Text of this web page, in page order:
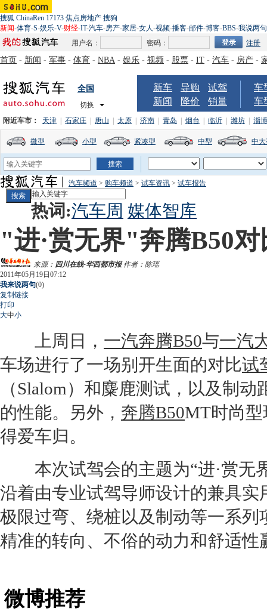
搜狐 ChinaRen 17173 焦点房地产 搜狗
新闻-体育-S-娱乐-V-财经-IT-汽车-房产-家居-女人-视频-播客-邮件-博客-BBS-我说两句
用户名：
密码： 注册
首页 - 新闻 - 军事 - 体育 - NBA - 娱乐 - 视频 - 股票 - IT - 汽车 - 房产 -
全国
切换
新车 导购
试驾
新闻
降价 销量
车
车
附近车市： 天津 石家庄 唐山 太原 济南 青岛 烟台 临沂 潍坊 淄博
微型 小型 紧凑型 中型 中
汽车频道 > 购车频道 > 试车资讯 > 试车报告
热词:汽车周 媒体智库
"进·赏无界"奔腾B50
来源： 四川在线-华西都市报作者：陈瑶
2011年05月19日07:12
我来说两句(0)
复制链接
打印
大中小
上周日， 一汽奔腾B50与一汽
车场进行了一场别开生面的对比试
（Slalom）和麋鹿测试，以及制
的性能。另外， 奔腾B50MT时尚型
得爱车归。
本次试驾会的主题为“进·赏无
沿着由专业试驾导师设计的兼具实
极限过弯、绕桩以及制动等一系列
精准的转向、不俗的动力和舒适
微博推荐